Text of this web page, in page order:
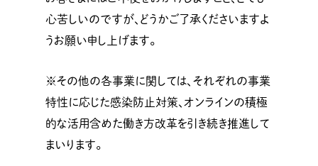
心苦しいのですが、どうかご了承くださいますよ
うお願い申し上げます。
※その他の各事業に関しては、それぞれの事業
特性に応じた感染防止対策、オンラインの積極
的な活用含めた働き方改革を引き続き推進して
まいります。